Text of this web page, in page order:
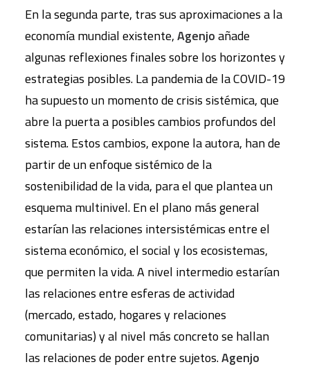
En la segunda parte, tras sus aproximaciones a la
economía mundial existente,Agenjoañade
algunas reflexiones finales sobre los horizontes y
estrategias posibles. La pandemia de la COVID-19
ha supuesto un momento de crisis sistémica, que
abre la puerta a posibles cambios profundos del
sistema. Estos cambios, expone la autora, han de
partir de un enfoque sistémico de la
sostenibilidad de la vida, para el que plantea un
esquema multinivel. En el plano más general
estarían las relaciones intersistémicas entre el
sistema económico, el social y los ecosistemas,
que permiten la vida. A nivel intermedio estarían
las relaciones entre esferas de actividad
(mercado, estado, hogares y relaciones
comunitarias) y al nivel más concreto se hallan
las relaciones de poder entre sujetos.Agenjo